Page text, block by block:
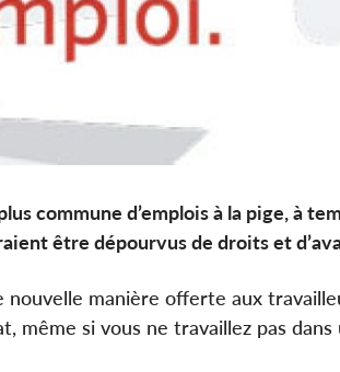
commune d’emplois à la pige, à
être dépourvus de droits et
manière offerte aux
même si vous ne travaillez pas